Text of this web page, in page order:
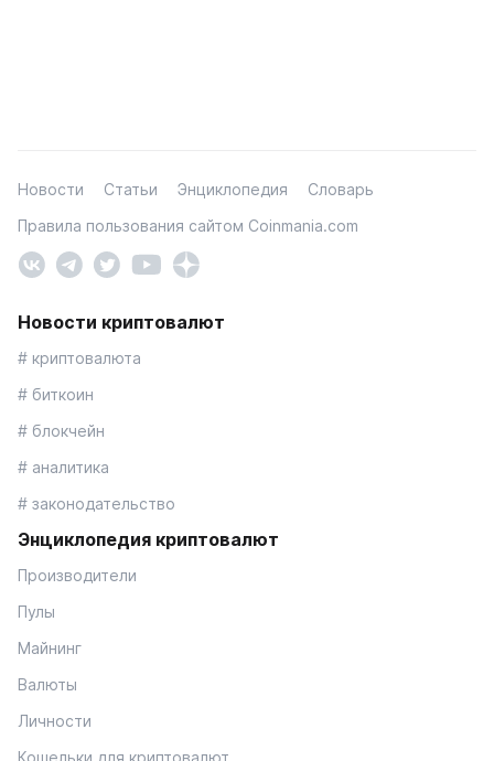
Новости Статьи Энциклопедия
Словарь
Правила пользования сайтом Coinmania.com
Новости криптовалют
# криптовалюта
# биткоин
# блокчейн
# аналитика
# законодательство
Энциклопедия криптовалют
Производители
Пулы
Майнинг
Валюты
Личности
Кошельки для криптовалют